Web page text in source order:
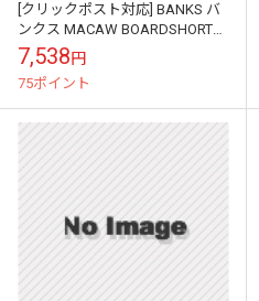
[クリックポスト対応] BANKS バ
ンクス MACAW BOARDSHORTS
ボードショーツ BS0121
7,538円
75ポイント